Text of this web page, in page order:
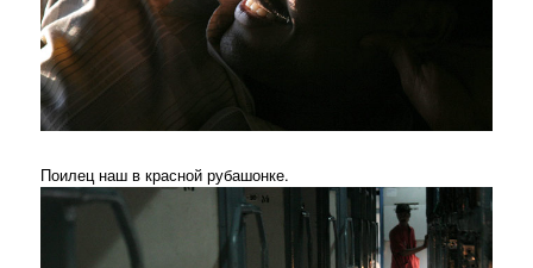
Поилец наш в красной рубашонке.